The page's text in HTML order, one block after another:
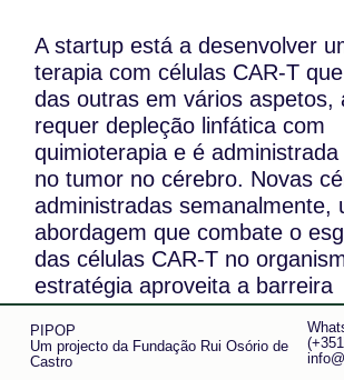
A startup está a desenvolver
terapia com células CAR-T
das outras em vários aspetos,
requer depleção linfática com
quimioterapia e é
no tumor no cérebro. Novas
administradas semanalmente,
abordagem que combate o
das células CAR-T no
estratégia aproveita a barreira
hematoencefálica para
células migrem para outros
tenham efeitos fora do alvo.
PIPOP
Um projecto da Fundação Rui Osório de
Castro